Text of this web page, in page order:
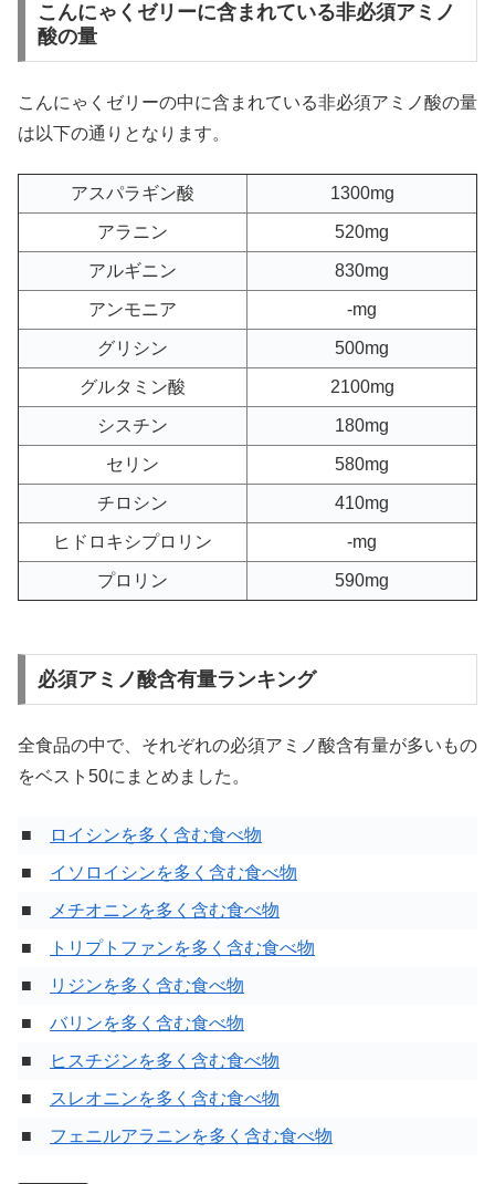
こんにゃくゼリーに含まれている非必須アミノ
酸の量
こんにゃくゼリーの中に含まれている非必須アミノ酸の量
は以下の通りとなります。
アスパラギン酸 1300mg
アラニン 520mg
アルギニン 830mg
アンモニア -mg
グリシン 500mg
グルタミン酸 2100mg
シスチン 180mg
セリン 580mg
チロシン 410mg
ヒドロキシプロリン -mg
プロリン 590mg
必須アミノ酸含有量ランキング
全食品の中で、それぞれの必須アミノ酸含有量が多いもの
をベスト50にまとめました。
■
ロイシンを多く含む食べ物
■ イソロイシンを多く含む食べ物
■
メチオニンを多く含む食べ物
■
トリプトファンを多く含む食べ物
■
リジンを多く含む食べ物
■ バリンを多く含む食べ物
■
ヒスチジンを多く含む食べ物
■
スレオニンを多く含む食べ物
■ フェニルアラニンを多く含む食べ物